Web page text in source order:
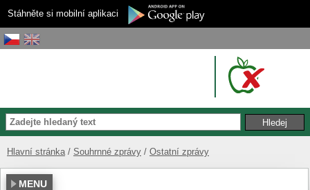
Stáhněte si mobilní aplikaci
Hlavní stránka Souhrnné zprávy Ostatní zprávy
MENU